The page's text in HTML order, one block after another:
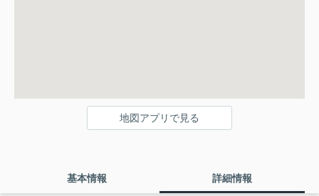
地図アプリで見る
基本情報 詳細情報